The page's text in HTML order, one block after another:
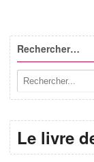
Rechercher…
Le livre